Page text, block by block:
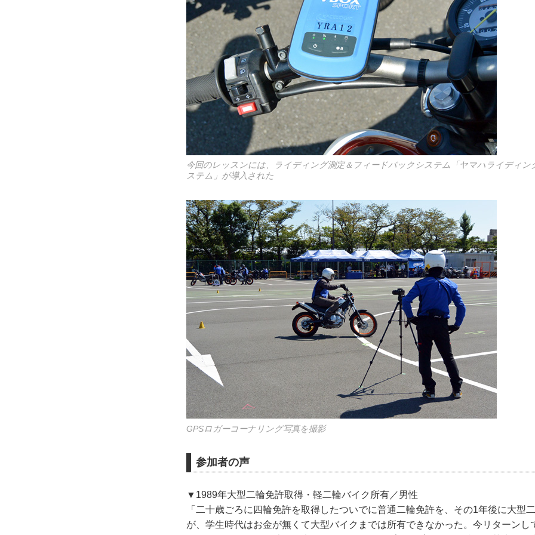
今回のレッスンには、ライディング測定＆フィードバックシステム「ヤマハライディン
ステム」が導入された
GPSロガーコーナリング写真を撮影
参加者の声
▼1989年大型二輪免許取得・軽二輪バイク所有／男性
「二十歳ごろに四輪免許を取得したついでに普通二輪免許を、その1年後に大型
が、学生時代はお金が無くて大型バイクまでは所有できなかった。今リターンし